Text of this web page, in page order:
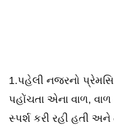
1.પહેલી નજરનો
પહોંચતા એના વાળ,
સ્પર્શ કરી રહી હતી